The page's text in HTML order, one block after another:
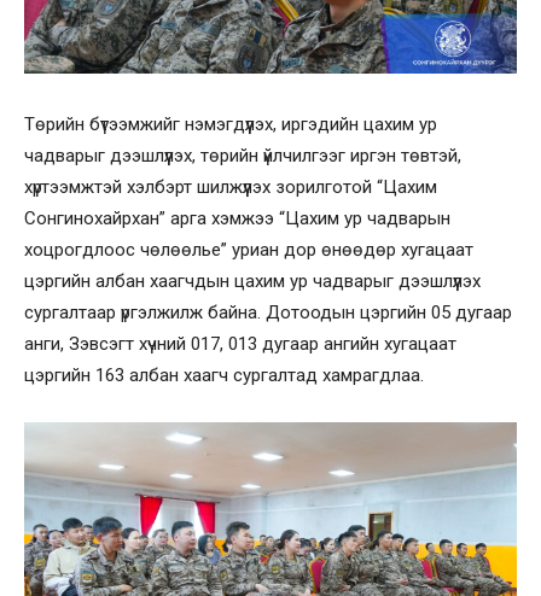
Төрийн бүтээмжийг нэмэгдүүлэх, иргэдийн цахим ур
чадварыг дээшлүүлэх, төрийн үйлчилгээг иргэн төвтэй,
хүртээмжтэй хэлбэрт шилжүүлэх зорилготой “Цахим
Сонгинохайрхан” арга хэмжээ “Цахим ур чадварын
хоцрогдлоос чөлөөлье” уриан дор өнөөдөр хугацаат
цэргийн албан хаагчдын цахим ур чадварыг дээшлүүлэх
сургалтаар үргэлжилж байна. Дотоодын цэргийн 05 дугаар
анги, Зэвсэгт хүчний 017, 013 дугаар ангийн хугацаат
цэргийн 163 албан хаагч сургалтад хамрагдлаа.